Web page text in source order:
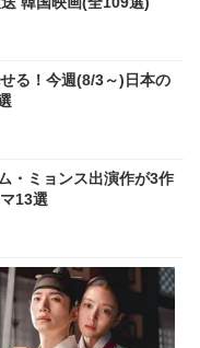
る！今週(8/3～)日本の
・ミョンス出演作が3作
13選